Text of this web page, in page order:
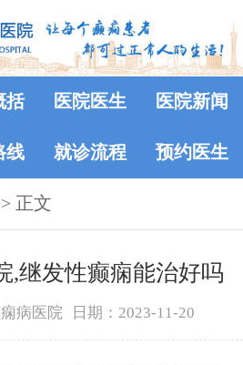
括 医院医生 医院新闻
线 就诊流程 预约医生
正文
,继发性癫痫能治好吗
病医院 日期：2023-11-20